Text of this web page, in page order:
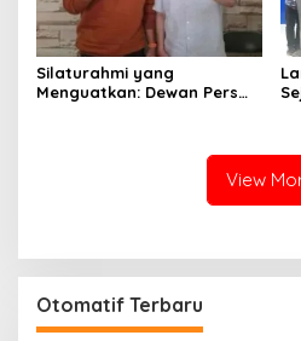
Silaturahmi yang
Menguatkan: Dewan Pers
View
Otomatif Terbaru